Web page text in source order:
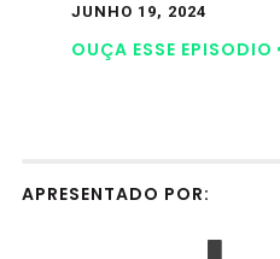
JUNHO 19, 2024
OUÇA ESSE EPISODIO
APRESENTADO POR: